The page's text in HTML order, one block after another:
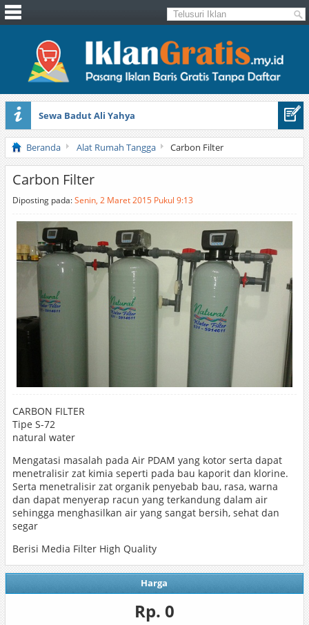
Sewa Badut Ali Yahya
Honda Brio 1.3 E AT CBU 2012 Putih
Beranda Alat Rumah Tangga Carbon Filter
Carbon Filter
Diposting pada:Senin, 2 Maret 2015 Pukul 9:13
CARBON FILTER
Tipe S-72
natural water
Mengatasi masalah pada Air PDAM yang kotor serta dapat
menetralisir zat kimia seperti pada bau kaporit dan klorine.
Serta menetralisir zat organik penyebab bau, rasa, warna
dan dapat menyerap racun yang terkandung dalam air
sehingga menghasilkan air yang sangat bersih, sehat dan
segar
Berisi Media Filter High Quality
Harga
Rp. 0